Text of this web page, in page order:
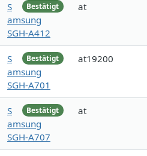
Bestätigt
S
amsung
SGH-A412
at
Bestätigt
S
amsung
SGH-A701
at19200
Bestätigt
S
amsung
SGH-A707
at